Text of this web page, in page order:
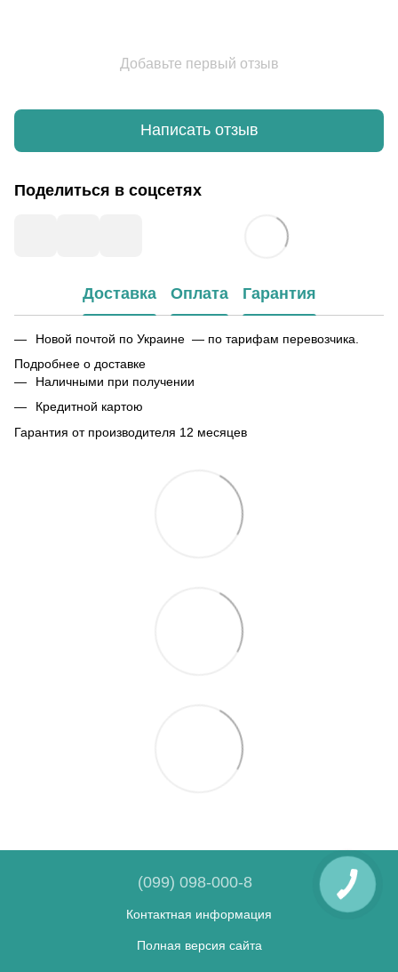
Добавьте первый отзыв
Написать отзыв
Поделиться в соцсетях
Доставка Оплата Гарантия
Новой почтой по Украине — по тарифам перевозчика.
Подробнее о доставке
Наличными при получении
Кредитной картою
Гарантия от производителя 12 месяцев
(099) 098-000-8
Контактная информация
Полная версия сайта